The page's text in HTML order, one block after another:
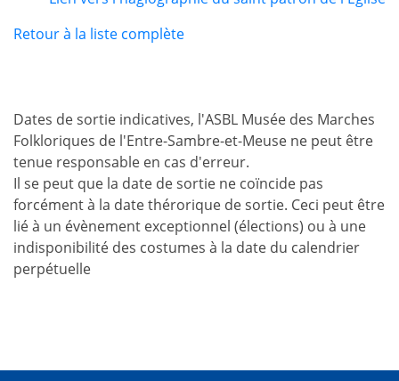
Retour à la liste complète
Dates de sortie indicatives, l'ASBL Musée des Marches
Folkloriques de l'Entre-Sambre-et-Meuse ne peut être
tenue responsable en cas d'erreur.
Il se peut que la date de sortie ne coïncide pas
forcément à la date thérorique de sortie. Ceci peut être
lié à un évènement exceptionnel (élections) ou à une
indisponibilité des costumes à la date du calendrier
perpétuelle